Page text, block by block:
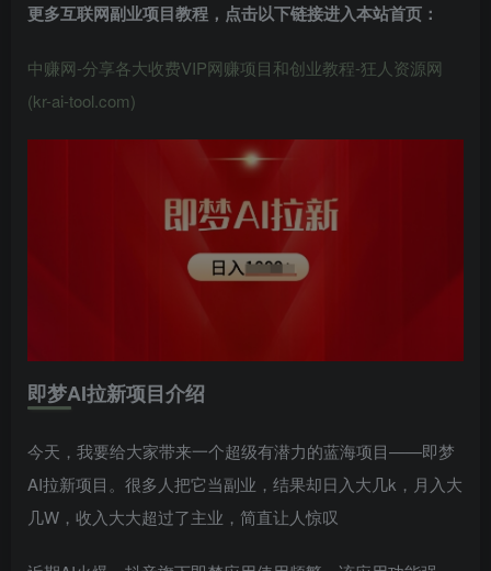
更多互联网副业项目教程，点击以下链接进入本站首页 ：
中赚网-分享各大收费VIP网赚项目和创业教程-狂人资源网
(kr-ai-tool.com)
即梦AI拉新项目介绍
今天，我要给大家带来一个超级有潜力的蓝海项目——即梦
AI拉新项目。很多人把它当副业，结果却日入大几k，月入大
几W，收入大大超过了主业，简直让人惊叹